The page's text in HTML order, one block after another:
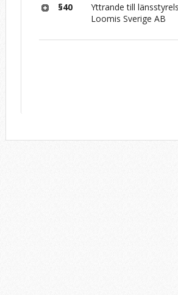
§40
Yttrande till
Loomis Sverige AB